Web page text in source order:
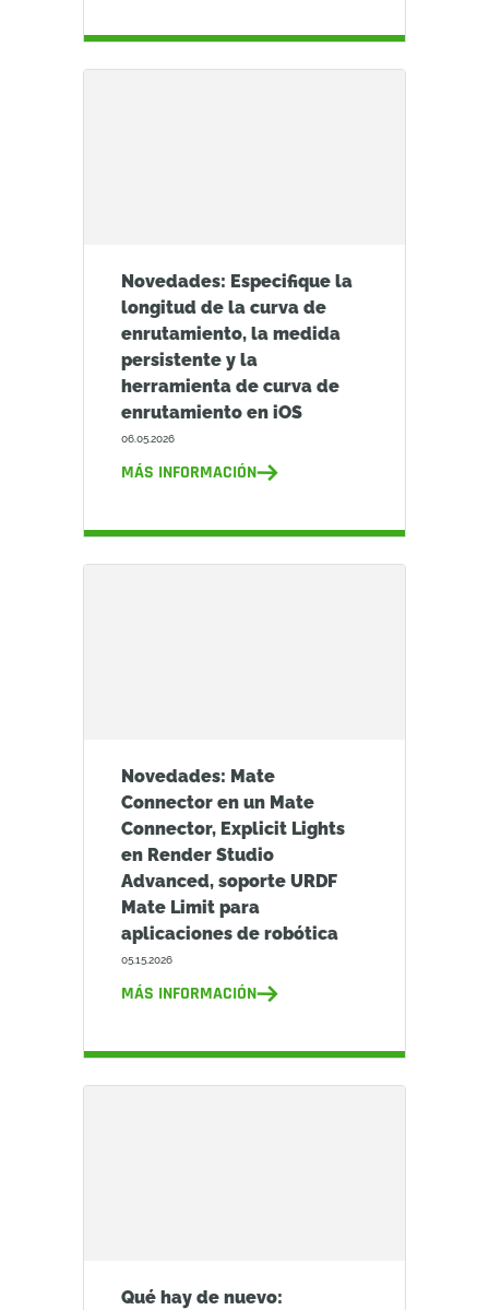
Novedades: Especifique la
longitud de la curva de
enrutamiento, la medida
persistente y la
herramienta de curva de
enrutamiento en iOS
06.05.2026
MÁS INFORMACIÓN
Novedades: Mate
Connector en un Mate
Connector, Explicit Lights
en Render Studio
Advanced, soporte URDF
Mate Limit para
aplicaciones de robótica
05.15.2026
MÁS INFORMACIÓN
Qué hay de nuevo: